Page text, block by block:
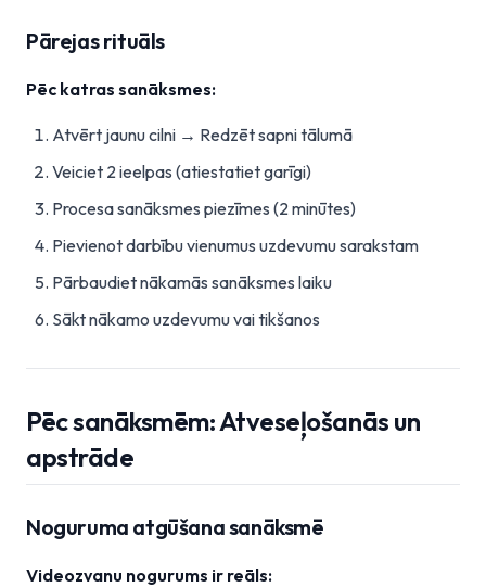
Pārejas rituāls
Pēc katras sanāksmes:
Atvērt jaunu cilni → Redzēt sapni tālumā
Veiciet 2 ieelpas (atiestatiet garīgi)
Procesa sanāksmes piezīmes (2 minūtes)
Pievienot darbību vienumus uzdevumu sarakstam
Pārbaudiet nākamās sanāksmes laiku
Sākt nākamo uzdevumu vai tikšanos
Pēc sanāksmēm: Atveseļošanās un
apstrāde
Noguruma atgūšana sanāksmē
Videozvanu nogurums ir reāls: